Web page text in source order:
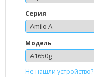
Серия
Модель
Не нашли устройство?